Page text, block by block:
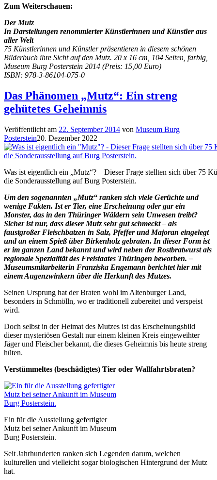
Zum Weiterschauen:
Der Mutz
In Darstellungen renommierter Künstlerinnen und Künstler aus
aller Welt
75 Künstlerinnen und Künstler präsentieren in diesem schönen
Bilderbuch ihre Sicht auf den Mutz. 20 x 16 cm, 104 Seiten, farbig,
Museum Burg Posterstein 2014 (Preis: 15,00 Euro)
ISBN: 978-3-86104-075-0
Das Phänomen „Mutz“: Ein streng
gehütetes Geheimnis
Veröffentlicht am 22. September 2014 von Museum Burg
Posterstein20. Dezember 2022
Was ist eigentlich ein „Mutz“? – Dieser Frage stellten sich über 75
die Sonderausstellung auf Burg Posterstein.
Um den sogenannten „Mutz“ ranken sich viele Gerüchte und
wenige Fakten. Ist er Tier, eine Erscheinung oder gar ein
Monster, das in den Thüringer Wäldern sein Unwesen treibt?
Sicher ist nur, dass dieser Mutz sehr gut schmeckt – als
faustgroßer Fleischbatzen in Salz, Pfeffer und Majoran eingelegt
und an einem Spieß über Birkenholz gebraten. In dieser Form ist
er im ganzen Land bekannt und wird neben der Rostbratwurst als
regionale Spezialität des Freistaates Thüringen beworben. –
Museumsmitarbeiterin Franziska Engemann berichtet hier mit
einem Augenzwinkern über die Herkunft des Mutzes.
Seinen Ursprung hat der Braten wohl im Altenburger Land,
besonders in Schmölln, wo er traditionell zubereitet und verspeist
wird.
Doch selbst in der Heimat des Mutzes ist das Erscheinungsbild
dieser mysteriösen Gestalt nur einem kleinen Kreis eingeweihter
Jäger und Fleischer bekannt, die dieses Geheimnis bis heute streng
hüten.
Verstümmeltes (beschädigtes) Tier oder Wallfahrtsbraten?
Ein für die Ausstellung gefertigter
Mutz bei seiner Ankunft im Museum
Burg Posterstein.
Seit Jahrhunderten ranken sich Legenden darum, welchen
kulturellen und vielleicht sogar biologischen Hintergrund der Mutz
hat.